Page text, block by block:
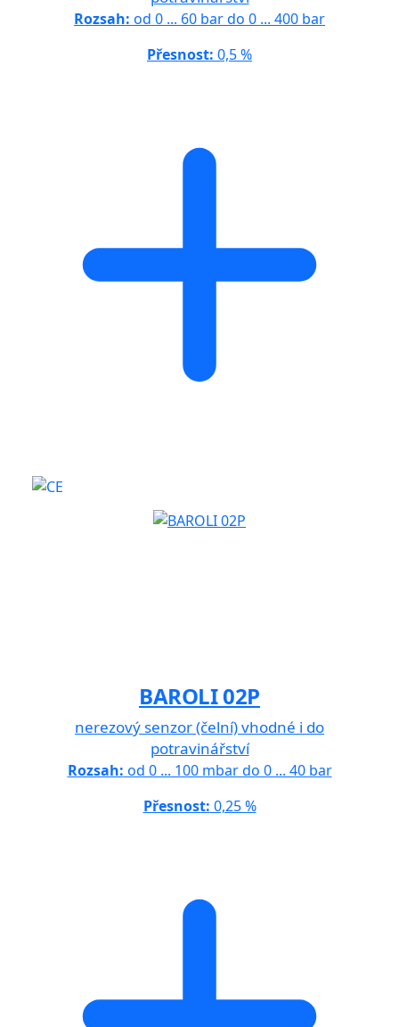
Rozsah: od 0 ... 60 bar do 0 ... 400 bar
Přesnost: 0,5 %
BAROLI 02P
nerezový senzor (čelní) vhodné i do
potravinářství
Rozsah: od 0 ... 100 mbar do 0 ... 40 bar
Přesnost: 0,25 %